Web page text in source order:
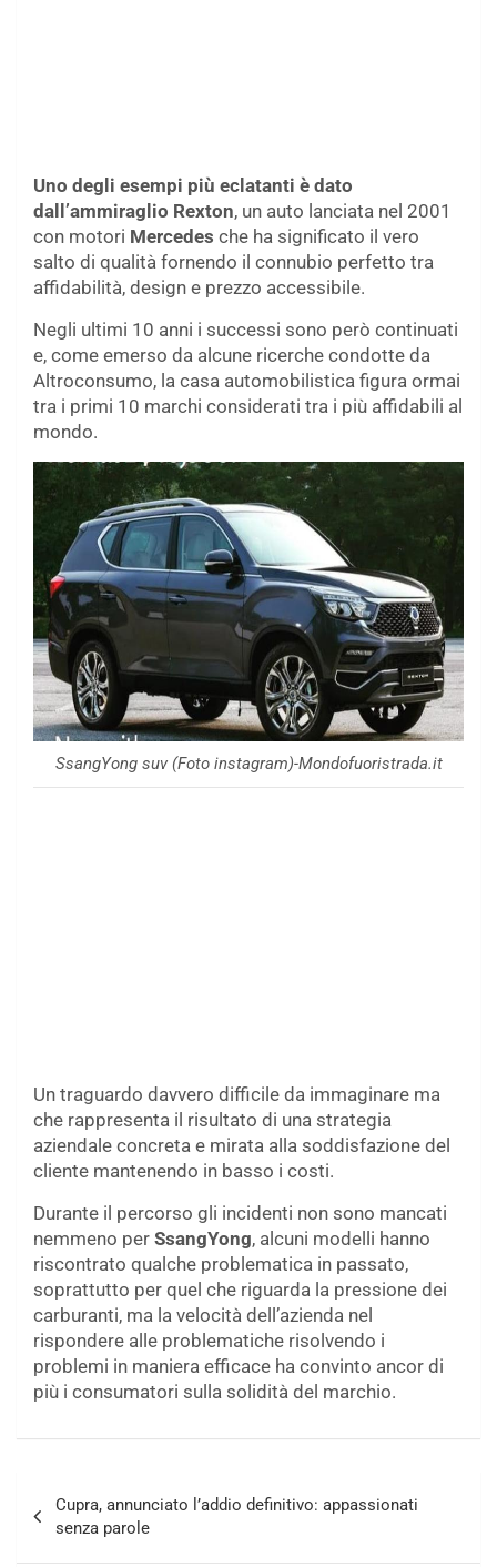
Uno degli esempi più eclatanti è dato
dall’ammiraglio Rexton, un auto lanciata nel 2001
con motori Mercedes che ha significato il vero
salto di qualità fornendo il connubio perfetto tra
affidabilità, design e prezzo accessibile.
Negli ultimi 10 anni i successi sono però continuati
e, come emerso da alcune ricerche condotte da
Altroconsumo, la casa automobilistica figura ormai
tra i primi 10 marchi considerati tra i più affidabili al
mondo.
SsangYong suv (Foto instagram)-Mondofuoristrada.it
Un traguardo davvero difficile da immaginare ma
che rappresenta il risultato di una strategia
aziendale concreta e mirata alla soddisfazione del
cliente mantenendo in basso i costi.
Durante il percorso gli incidenti non sono mancati
nemmeno per SsangYong, alcuni modelli hanno
riscontrato qualche problematica in passato,
soprattutto per quel che riguarda la pressione dei
carburanti, ma la velocità dell’azienda nel
rispondere alle problematiche risolvendo i
problemi in maniera efficace ha convinto ancor di
più i consumatori sulla solidità del marchio.
articoli
Cupra, annunciato l’addio definitivo: appassionati
senza parole